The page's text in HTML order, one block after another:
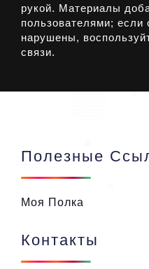
рукой. Материалы
пользователями; если
нарушены,
связи.
Полезные
Моя Полка
Контакты